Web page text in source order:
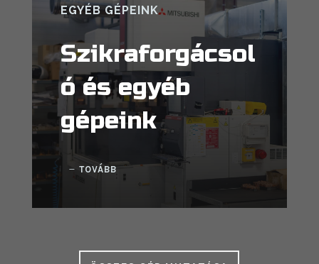
EGYÉB GÉPEINK
Szikraforgácsol
ó és egyéb
gépeink
TOVÁBB